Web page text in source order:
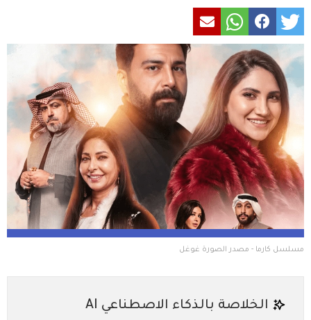
مسلسل كارما - مصدر الصورة غوغل
الخلاصة بالذكاء الاصطناعي AI